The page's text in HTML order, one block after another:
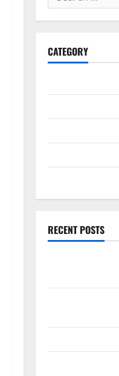
for:
CATEGORY
RECENT POSTS